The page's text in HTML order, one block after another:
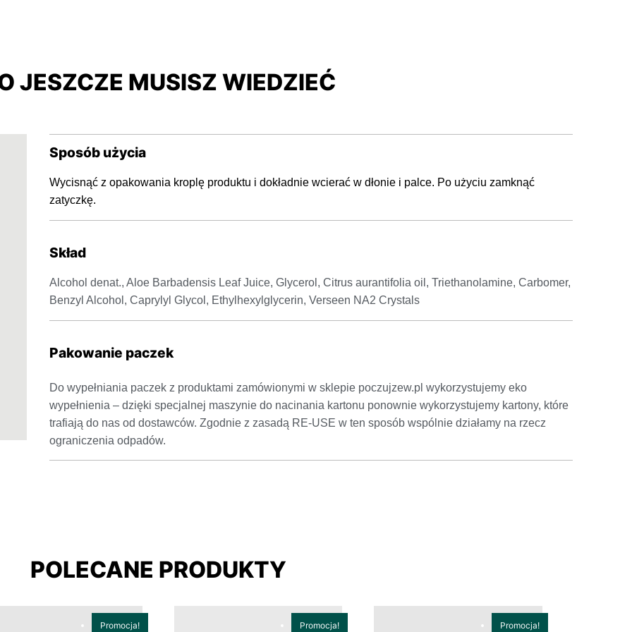
JESZCZE MUSISZ WIEDZIEĆ
Sposób użycia
Wycisnąć z opakowania kroplę produktu i dokładnie wcierać w dłonie i palce. Po użyciu zamknąć
zatyczkę.
Skład
Alcohol denat., Aloe Barbadensis Leaf Juice, Glycerol, Citrus aurantifolia oil, Triethanolamine, Carbomer,
Benzyl Alcohol, Caprylyl Glycol, Ethylhexylglycerin, Verseen NA2 Crystals
Pakowanie paczek
Do wypełniania paczek z produktami zamówionymi w sklepie poczujzew.pl wykorzystujemy eko
wypełnienia – dzięki specjalnej maszynie do nacinania kartonu ponownie wykorzystujemy kartony, które
trafiają do nas od dostawców. Zgodnie z zasadą RE-USE w ten sposób wspólnie działamy na rzecz
ograniczenia odpadów.
POLECANE PRODUKTY
Promocja! Promocja! Promocja!